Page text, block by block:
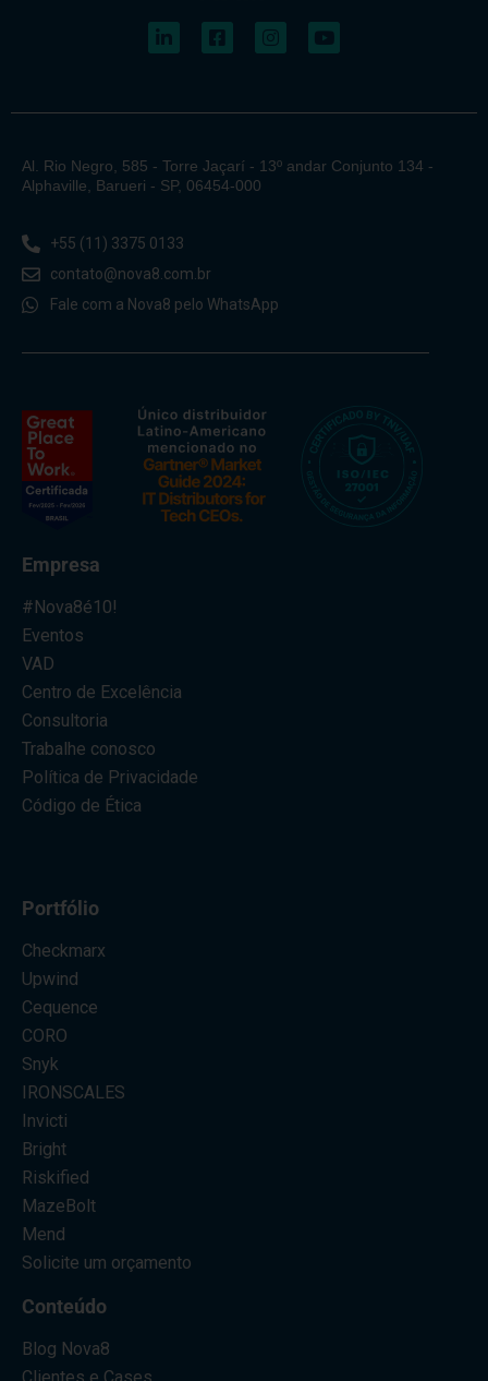
Al. Rio Negro, 585 - Torre Jaçarí - 13º andar Conjunto 134 -
Alphaville, Barueri - SP, 06454-000
+55 (11) 3375 0133
contato@nova8.com.br
Fale com a Nova8 pelo WhatsApp
Empresa
#Nova8é10!
Eventos
VAD
Centro de Excelência
Consultoria
Trabalhe conosco
Política de Privacidade
Código de Ética
Portfólio
Checkmarx
Upwind
Cequence
CORO
Snyk
IRONSCALES
Invicti
Bright
Riskified
MazeBolt
Mend
Solicite um orçamento
Conteúdo
Blog Nova8